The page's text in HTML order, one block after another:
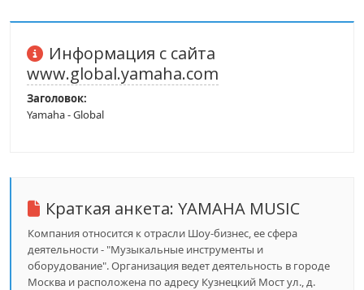
Информация с сайта
www.global.yamaha.com
Заголовок:
Yamaha - Global
Краткая анкета: YAMAHA MUSIC
Компания относится к отрасли Шоу-бизнес, ее сфера
деятельности - "Музыкальные инструменты и
оборудование". Организация ведет деятельность в городе
Москва и расположена по адресу Кузнецкий Мост ул., д.